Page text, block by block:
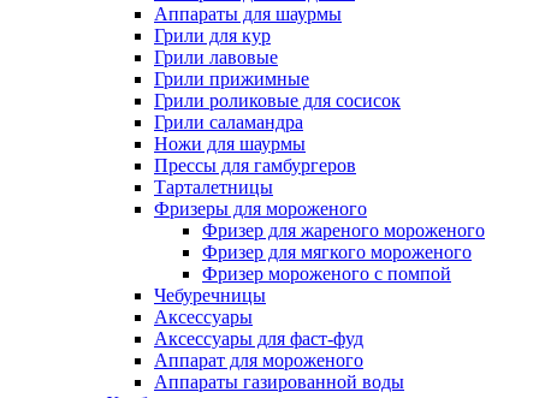
Аппараты для шаурмы
Грили для кур
Грили лавовые
Грили прижимные
Грили роликовые для сосисок
Грили саламандра
Ножи для шаурмы
Прессы для гамбургеров
Тарталетницы
Фризеры для мороженого
Фризер для жареного мороженого
Фризер для мягкого мороженого
Фризер мороженого с помпой
Чебуречницы
Аксессуары
Аксессуары для фаст-фуд
Аппарат для мороженого
Аппараты газированной воды